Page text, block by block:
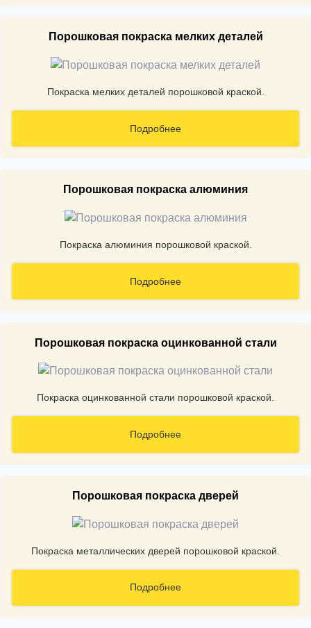
Порошковая покраска мелких деталей
Покраска мелких деталей порошковой краской.
Подробнее
Порошковая покраска алюминия
Покраска алюминия порошковой краской.
Подробнее
Порошковая покраска оцинкованной стали
Покраска оцинкованной стали порошковой краской.
Подробнее
Порошковая покраска дверей
Покраска металлических дверей порошковой краской.
Подробнее